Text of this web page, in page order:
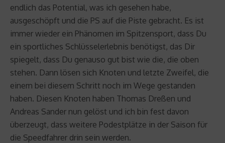
endlich das Potential, was ich gesehen habe,
ausgeschöpft und die PS auf die Piste gebracht. Es ist
immer wieder ein Phänomen im Spitzensport, dass Du
ein sportliches Schlüsselerlebnis benötigst, das Dir
spiegelt, dass Du genauso gut bist wie die, die oben
stehen. Dann lösen sich Knoten und letzte Zweifel, die
einem bei diesem Schritt noch im Wege gestanden
haben. Diesen Knoten haben Thomas Dreßen und
Andreas Sander nun gelöst und ich bin fest davon
überzeugt, dass weitere Podestplätze in der Saison für
die Speedfahrer drin sein werden.